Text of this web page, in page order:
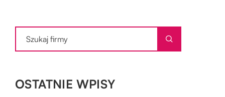
OSTATNIE WPISY